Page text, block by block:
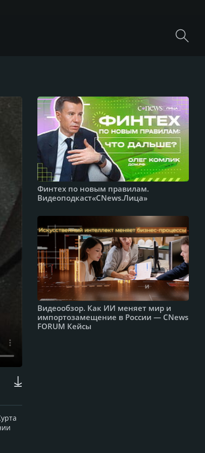
Финтех по новым правилам.
Видеоподкаст«CNews.Лица»
Видеообзор. Как ИИ меняет мир и
импортозамещение в России — CNews
FORUM Кейсы